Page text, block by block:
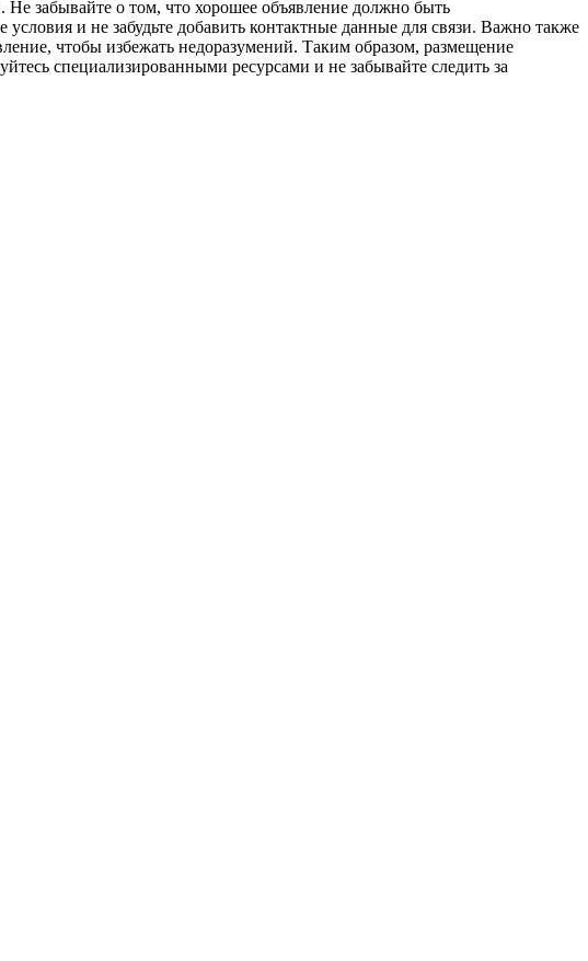
Не забывайте о том, что хорошее объявление должно быть
и не забудьте добавить контактные данные для связи. Важно также
чтобы избежать недоразумений. Таким образом, размещение
специализированными ресурсами и не забывайте следить за